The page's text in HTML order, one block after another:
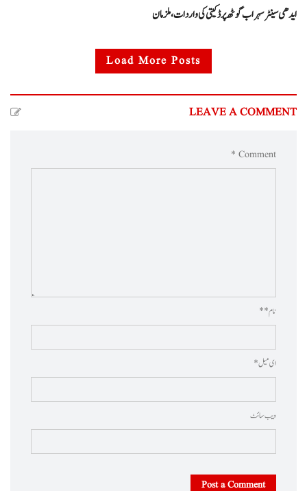
ایدھی سینٹر سہراب گوٹھ پر ڈکیتی کی واردات، ملزمان
Load More Posts
LEAVE A COMMENT
Comment *
نام * *
ای میل *
ویب‌ سائٹ
Post a Comment